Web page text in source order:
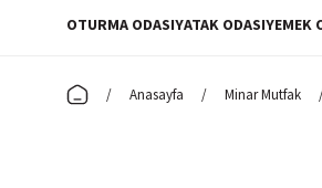
OTURMA ODASIYATAK ODASIYEMEK
Anasayfa Minar Mutfak